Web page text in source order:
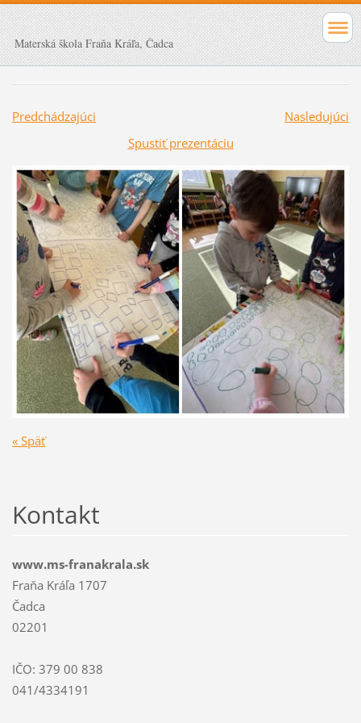
Materská škola Fraňa Kráľa, Čadca
Predchádzajúci
Nasledujúci
Spustiť prezentáciu
« Späť
Kontakt
www.ms-franakrala.sk
Fraňa Kráľa 1707
Čadca
02201
IČO: 379 00 838
041/4334191